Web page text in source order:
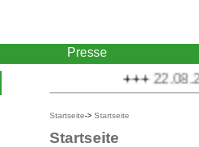
Presse
+++
Startseite-> Startseite
Startseite